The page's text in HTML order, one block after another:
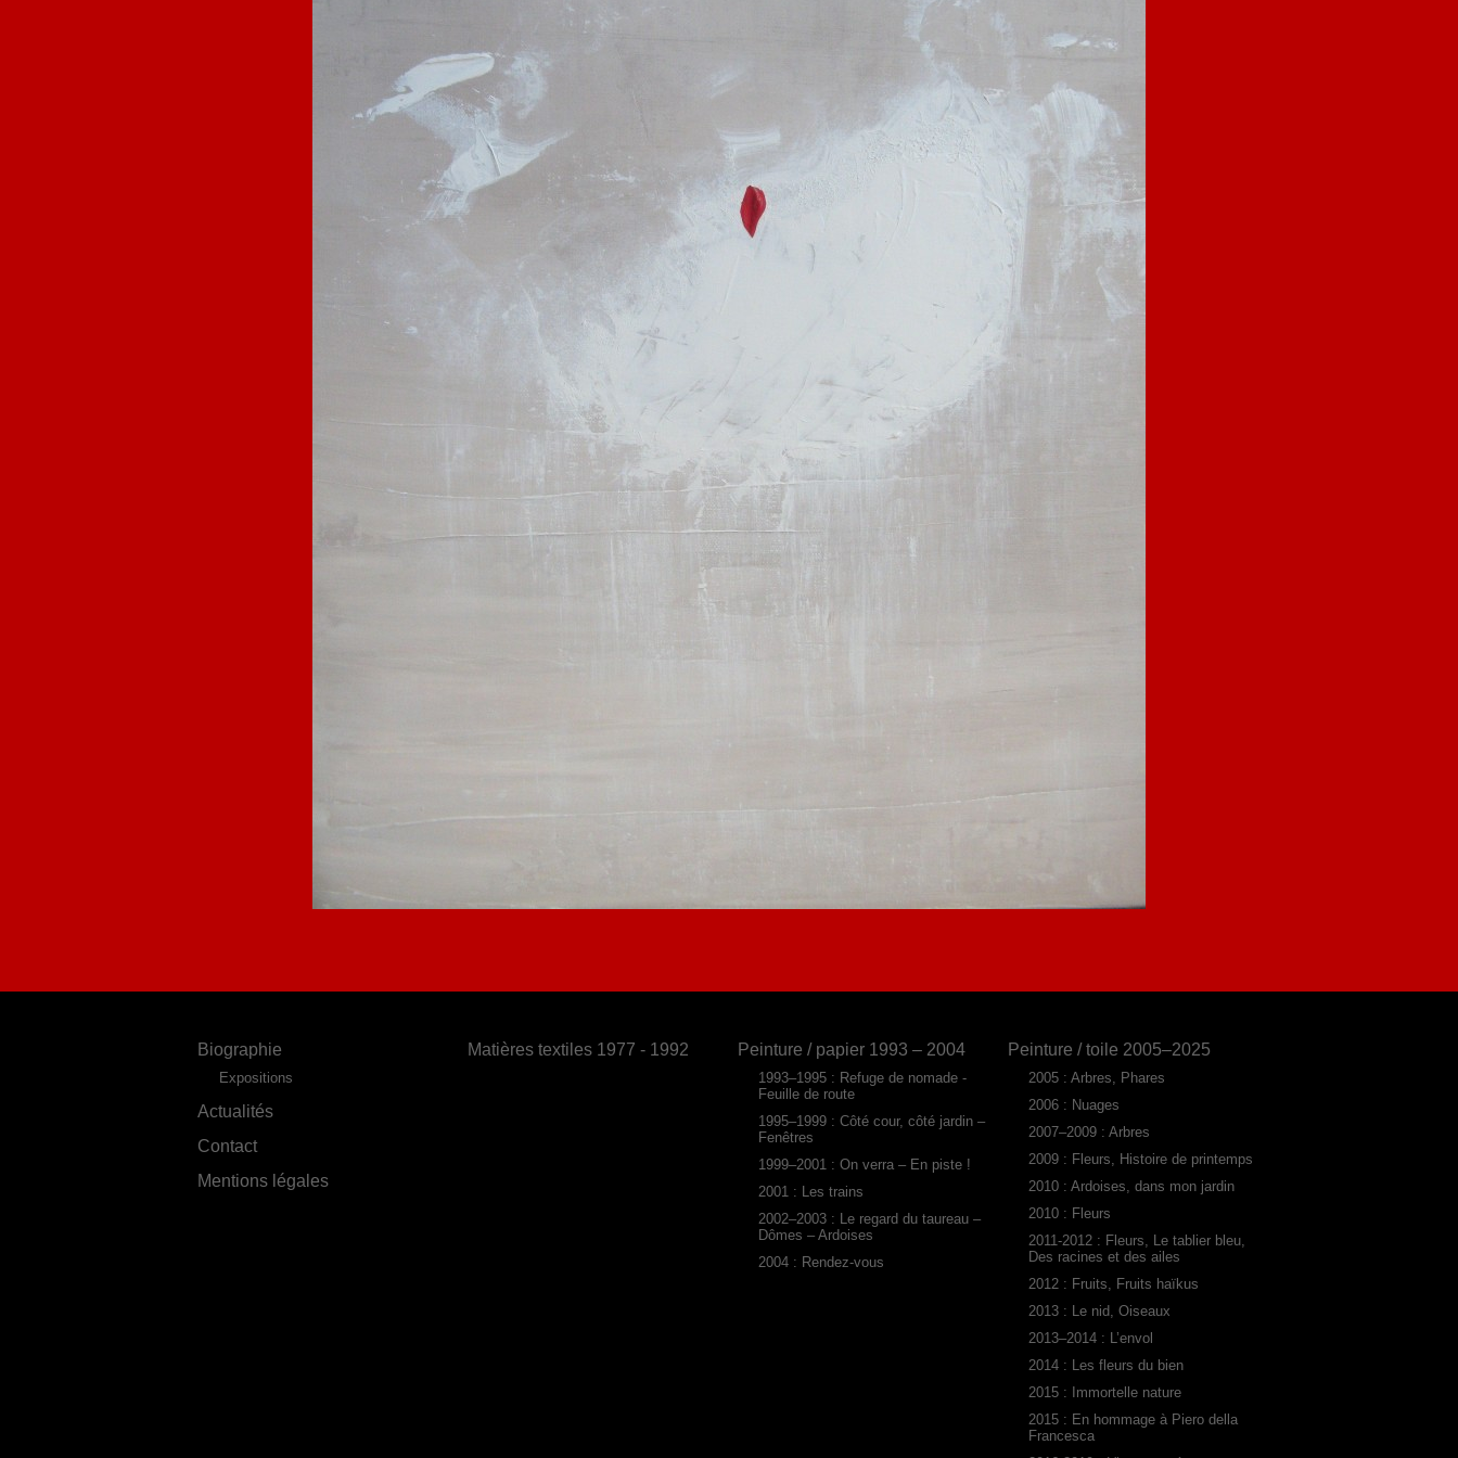
Biographie
Expositions
Actualités
Contact
Mentions légales
Matières textiles 1977 - 1992 Peinture / papier 1993 – 2004
1993–1995 : Refuge de nomade -
Feuille de route
1995–1999 : Côté cour, côté jardin –
Fenêtres
1999–2001 : On verra – En piste !
2001 : Les trains
2002–2003 : Le regard du taureau –
Dômes – Ardoises
2004 : Rendez-vous
Peinture / toile 2005–2025
2005 : Arbres, Phares
2006 : Nuages
2007–2009 : Arbres
2009 : Fleurs, Histoire de printemps
2010 : Ardoises, dans mon jardin
2010 : Fleurs
2011-2012 : Fleurs, Le tablier bleu,
Des racines et des ailes
2012 : Fruits, Fruits haïkus
2013 : Le nid, Oiseaux
2013–2014 : L’envol
2014 : Les fleurs du bien
2015 : Immortelle nature
2015 : En hommage à Piero della
Francesca